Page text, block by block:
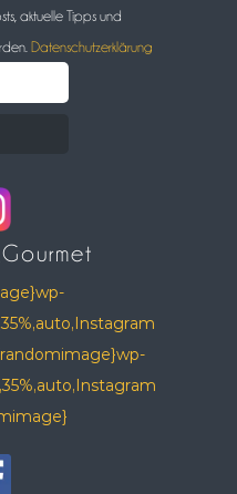
aktuelle Tipps und
Datenschutzerklärung